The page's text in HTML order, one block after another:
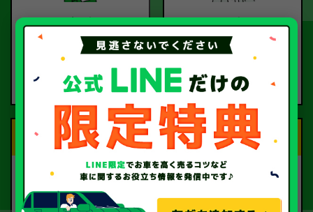
ご依頼
お電話または査定フォー
ご依頼ください。
査定
査定のプロが
お電話で回答いたしま
す。
Step.3 Step.4